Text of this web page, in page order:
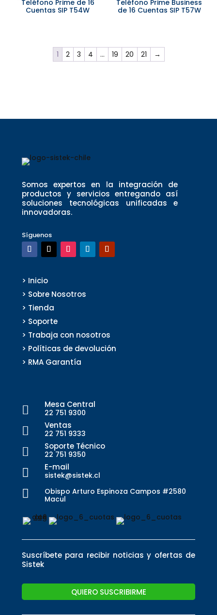
Teléfono Prime de 16
Cuentas SIP T54W
Teléfono Prime Business
de 16 Cuentas SIP T57W
1 2 3 4 … 19 20 21 →
Somos expertos en la integración de
productos y servicios entregando así
soluciones tecnológicas unificadas e
innovadoras.
Síguenos
> Inicio
> Sobre Nosotros
> Tienda
> Soporte
> Trabaja con nosotros
> Políticas de devolución
> RMA Garantía
 Mesa Central
22 751 9300
 Ventas
22 751 9333
 Soporte Técnico
22 751 9350
 E-mail
sistek@sistek.cl

Obispo Arturo Espinoza Campos #2580
Macul
Suscríbete para recibir noticias y ofertas de
Sistek
QUIERO SUSCRIBIRME